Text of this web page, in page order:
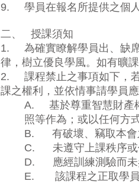
9.
學員在報名所提供之個
二、
授課須知
1.
為確實瞭解學員出、缺
律，樹立優良學風。如有曠
2.
課程禁止之事項如下，
課之權利，並依情事請學員
A.
基於尊重智慧財產
照等作為；或以任何方
B.
有破壞、竊取本會
C.
未遵守上課秩序
D.
應經訓練測驗而
E.
該課程之正取學